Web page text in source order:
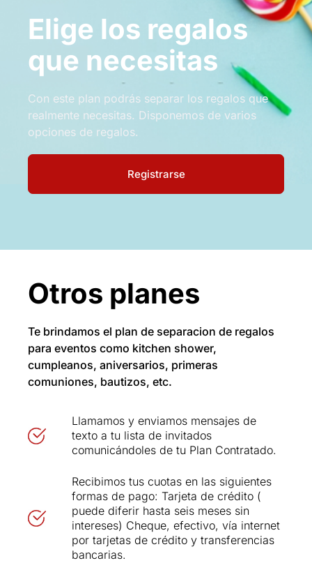
Elige los regalos
que necesitas
Con este plan podrás separar los regalos que
realmente necesitas. Disponemos de varios
opciones de regalos.
Registrarse
Otros planes
Te brindamos el plan de separacion de regalos
para eventos como kitchen shower,
cumpleanos, aniversarios, primeras
comuniones, bautizos, etc.
Llamamos y enviamos mensajes de
texto a tu lista de invitados
comunicándoles de tu Plan Contratado.
Recibimos tus cuotas en las siguientes
formas de pago: Tarjeta de crédito (
puede diferir hasta seis meses sin
intereses) Cheque, efectivo, vía internet
por tarjetas de crédito y transferencias
bancarias.